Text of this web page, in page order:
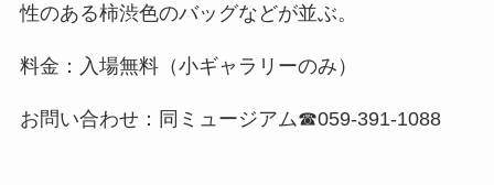
性のある柿渋色のバッグなどが並ぶ。
料金：入場無料（小ギャラリーのみ）
お問い合わせ：同ミュージアム☎059-391-1088